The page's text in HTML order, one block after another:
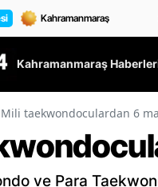
Kahramanmaraş
Mili taekwondoculardan 6
ve Para